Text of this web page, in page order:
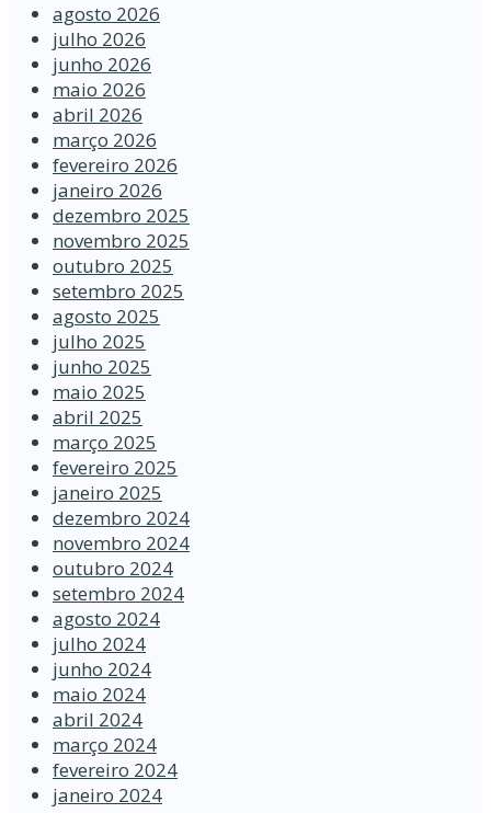
agosto 2026
julho 2026
junho 2026
maio 2026
abril 2026
março 2026
fevereiro 2026
janeiro 2026
dezembro 2025
novembro 2025
outubro 2025
setembro 2025
agosto 2025
julho 2025
junho 2025
maio 2025
abril 2025
março 2025
fevereiro 2025
janeiro 2025
dezembro 2024
novembro 2024
outubro 2024
setembro 2024
agosto 2024
julho 2024
junho 2024
maio 2024
abril 2024
março 2024
fevereiro 2024
janeiro 2024